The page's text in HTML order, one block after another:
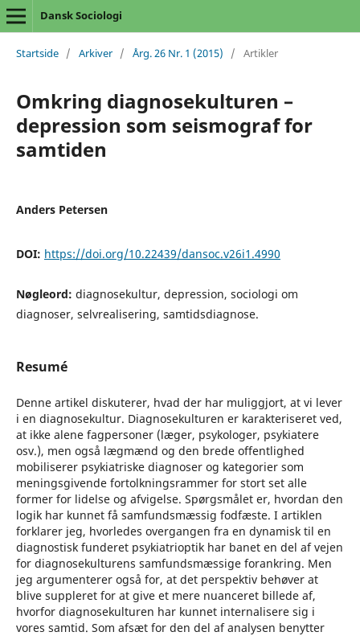
Dansk Sociologi
Startside / Arkiver / Årg. 26 Nr. 1 (2015) / Artikler
Omkring diagnosekulturen –
depression som seismograf for
samtiden
Anders Petersen
DOI: https://doi.org/10.22439/dansoc.v26i1.4990
Nøgleord: diagnosekultur, depression, sociologi om
diagnoser, selvrealisering, samtidsdiagnose.
Resumé
Denne artikel diskuterer, hvad der har muliggjort, at vi lever
i en diagnosekultur. Diagnosekulturen er karakteriseret ved,
at ikke alene fagpersoner (læger, psykologer, psykiatere
osv.), men også lægmænd og den brede offentlighed
mobiliserer psykiatriske diagnoser og kategorier som
meningsgivende fortolkningsrammer for stort set alle
former for lidelse og afvigelse. Spørgsmålet er, hvordan den
logik har kunnet få samfundsmæssig fodfæste. I artiklen
forklarer jeg, hvorledes overgangen fra en dynamisk til en
diagnostisk funderet psykiatrioptik har banet en del af vejen
for diagnosekulturens samfundsmæssige forankring. Men
jeg argumenterer også for, at det perspektiv behøver at
blive suppleret for at give et mere nuanceret billede af,
hvorfor diagnosekulturen har kunnet internalisere sig i
vores samtid. Som afsæt for den del af analysen benytter